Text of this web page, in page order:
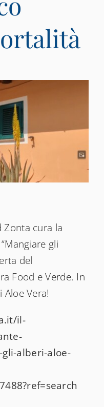
cura la
gli
del
Food e Verde. In
Vera!
il-
alberi-aloe-